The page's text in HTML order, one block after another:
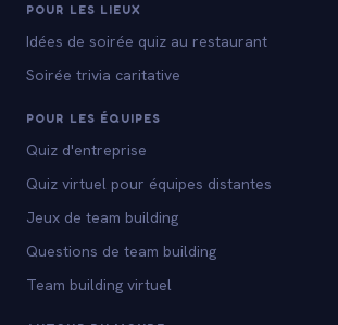
POUR LES LIEUX
Idées de soirée quiz au restaurant
Soirée trivia caritative
POUR LES ÉQUIPES
Quiz d'entreprise
Quiz virtuel pour équipes distantes
Jeux de team building
Questions de team building
Team building virtuel